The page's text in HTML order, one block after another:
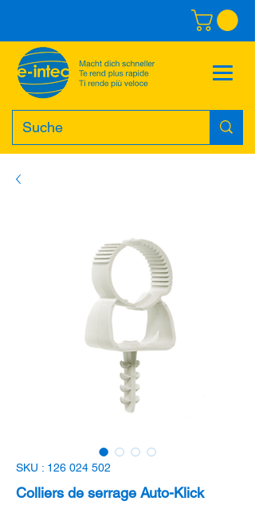
SKU : 126 024 502
Colliers de serrage Auto-Klick